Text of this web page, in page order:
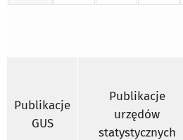
Publikacje
GUS
Publikacje
urzędów
statystycznych